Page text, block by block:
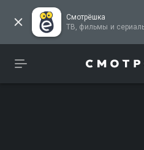
Смотрёшка
ТВ, фильмы и